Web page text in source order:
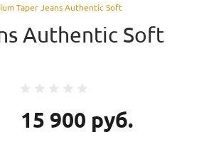
Taper Jeans Authentic Soft
Authentic Soft
15 900 руб.